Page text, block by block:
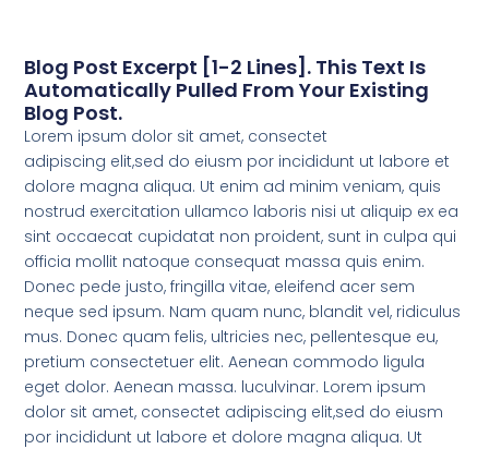
Blog Post Excerpt [1-2 Lines]. This Text Is
Automatically Pulled From Your Existing
Blog Post.
Lorem ipsum dolor sit amet, consectet
adipiscing elit,sed do eiusm por incididunt ut labore et
dolore magna aliqua. Ut enim ad minim veniam, quis
nostrud exercitation ullamco laboris nisi ut aliquip ex ea
sint occaecat cupidatat non proident, sunt in culpa qui
officia mollit natoque consequat massa quis enim.
Donec pede justo, fringilla vitae, eleifend acer sem
neque sed ipsum. Nam quam nunc, blandit vel, ridiculus
mus. Donec quam felis, ultricies nec, pellentesque eu,
pretium consectetuer elit. Aenean commodo ligula
eget dolor. Aenean massa. luculvinar. Lorem ipsum
dolor sit amet, consectet adipiscing elit,sed do eiusm
por incididunt ut labore et dolore magna aliqua. Ut